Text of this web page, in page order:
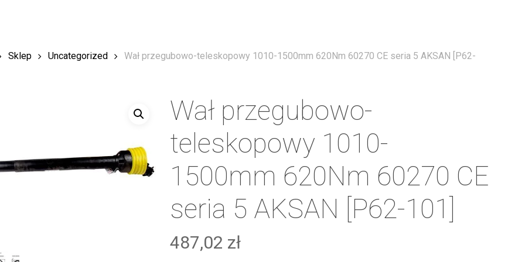
Sklep Uncategorized
Wał przegubowo-teleskopowy 1010-1500mm 620Nm 60270 CE seria 5 AKSAN [P62-
Wał przegubowo-
teleskopowy 1010-
1500mm 620Nm 60270 CE
seria 5 AKSAN [P62-101]
487,02 zł